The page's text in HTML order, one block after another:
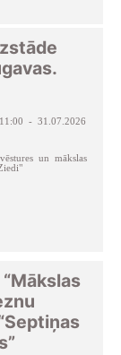
- 31.07.2026
un mākslas